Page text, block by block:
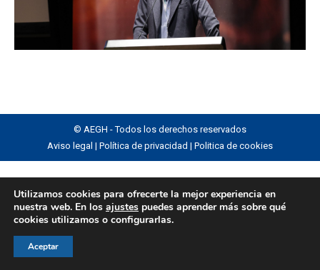
© AEGH - Todos los derechos reservados
Aviso legal | Política de privacidad | Politica de cookies
Utilizamos cookies para ofrecerte la mejor experiencia en
nuestra web. En los ajustes puedes aprender más sobre qué
cookies utilizamos o configurarlas.
Aceptar